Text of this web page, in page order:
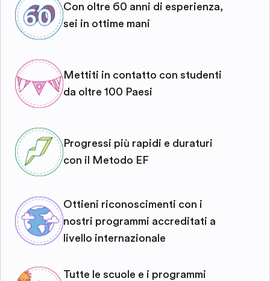
Con oltre 60 anni di esperienza,
sei in ottime mani
Mettiti in contatto con studenti
da oltre 100 Paesi
Progressi più rapidi e duraturi
con il Metodo EF
Ottieni riconoscimenti con i
nostri programmi accreditati a
livello internazionale
Tutte le scuole e i programmi